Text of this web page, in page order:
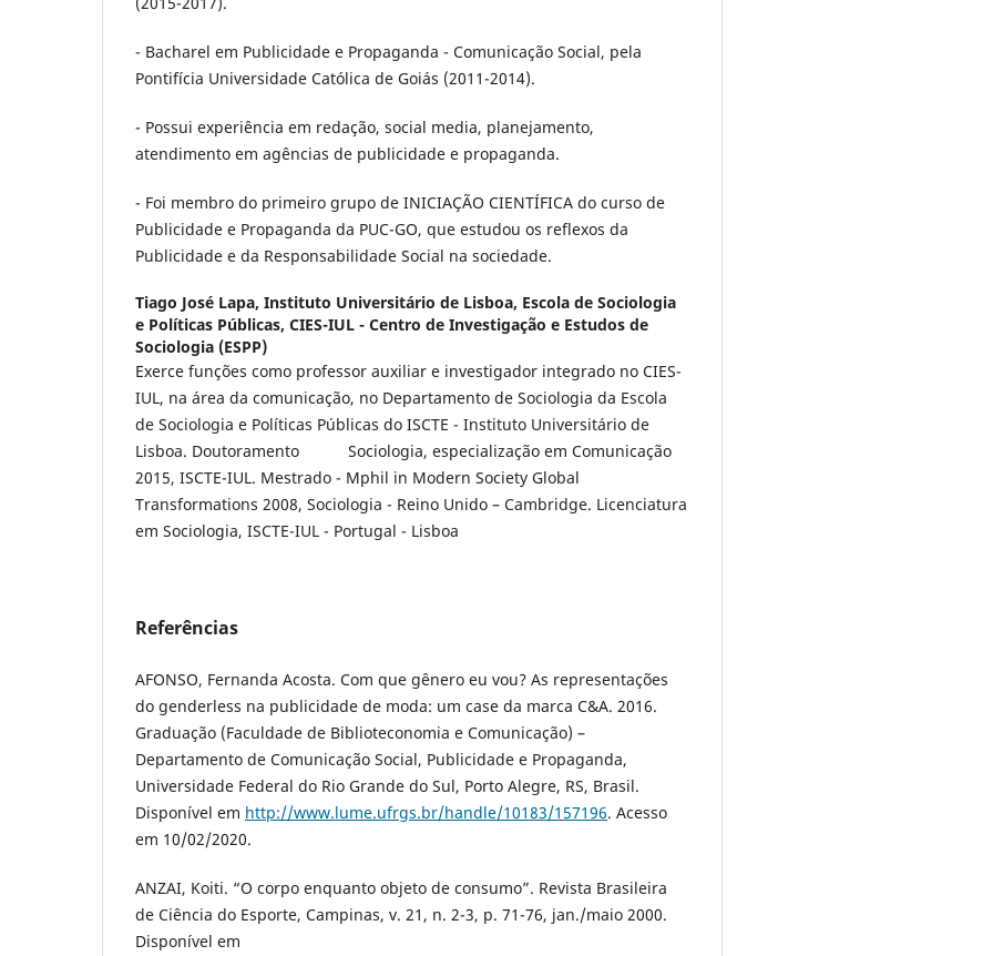
- Bacharel em Publicidade e Propaganda - Comunicação Social, pela
Pontifícia Universidade Católica de Goiás (2011-2014).
- Possui experiência em redação, social media, planejamento,
atendimento em agências de publicidade e propaganda.
- Foi membro do primeiro grupo de INICIAÇÃO CIENTÍFICA do curso de
Publicidade e Propaganda da PUC-GO, que estudou os reflexos da
Publicidade e da Responsabilidade Social na sociedade.
Tiago José Lapa, Instituto Universitário de Lisboa, Escola de Sociologia
e Políticas Públicas, CIES-IUL - Centro de Investigação e Estudos de
Sociologia (ESPP)
Exerce funções como professor auxiliar e investigador integrado no CIES-
IUL, na área da comunicação, no Departamento de Sociologia da Escola
de Sociologia e Políticas Públicas do ISCTE - Instituto Universitário de
Lisboa. Doutoramento Sociologia, especialização em Comunicação
2015, ISCTE-IUL. Mestrado - Mphil in Modern Society Global
Transformations 2008, Sociologia - Reino Unido – Cambridge. Licenciatura
em Sociologia, ISCTE-IUL - Portugal - Lisboa
Referências
AFONSO, Fernanda Acosta. Com que gênero eu vou? As representações
do genderless na publicidade de moda: um case da marca C&A. 2016.
Graduação (Faculdade de Biblioteconomia e Comunicação) –
Departamento de Comunicação Social, Publicidade e Propaganda,
Universidade Federal do Rio Grande do Sul, Porto Alegre, RS, Brasil.
Disponível em http://www.lume.ufrgs.br/handle/10183/157196. Acesso
em 10/02/2020.
ANZAI, Koiti. “O corpo enquanto objeto de consumo”. Revista Brasileira
de Ciência do Esporte, Campinas, v. 21, n. 2-3, p. 71-76, jan./maio 2000.
Disponível em